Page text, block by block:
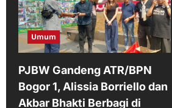
Umum
PJBW Gandeng ATR/BPN
Bogor 1, Alissia Borriello dan
Akbar Bhakti Berbagi di